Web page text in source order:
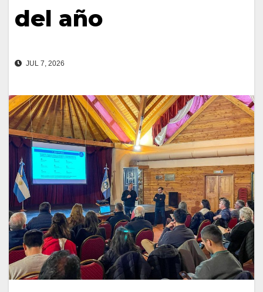
del año
JUL 7, 2026